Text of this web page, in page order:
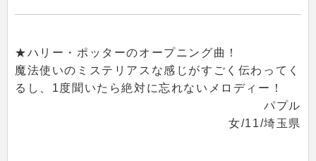
★ハリー・ポッターのオープニング曲！
魔法使いのミステリアスな感じがすごく伝わってく
るし、1度聞いたら絶対に忘れないメロディー！
パプル
女/11/埼玉県